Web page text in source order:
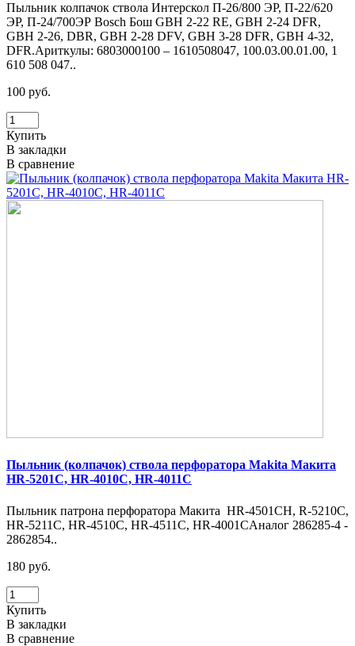
Пыльник колпачок ствола Интерскол П-26/800 ЭР, П-22/620
ЭР, П-24/700ЭР Bosch Бош GBH 2-22 RE, GBH 2-24 DFR,
GBH 2-26, DBR, GBH 2-28 DFV, GBH 3-28 DFR, GBH 4-32,
DFR.Ариткулы: 6803000100 – 1610508047, 100.03.00.01.00, 1
610 508 047..
100 руб.
Купить
В закладки
В сравнение
Пыльник (колпачок) ствола перфоратора Makita Макита
HR-5201C, HR-4010C, HR-4011C
Пыльник патрона перфоратора Макита HR-4501CH, R-5210C,
HR-5211C, HR-4510C, HR-4511C, HR-4001CАналог 286285-4 -
2862854..
180 руб.
Купить
В закладки
В сравнение